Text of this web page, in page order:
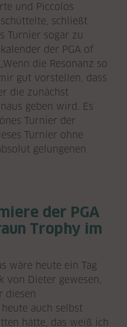
und Piccolos
schließt
Turnier sogar zu
der PGA of
die Resonanz so
gut vorstellen, dass
die zunächst
geben wird. Es
Turnier der
Turnier ohne
gelungenen
der PGA
Trophy im
wäre heute ein Tag
von Dieter gewesen,
diesen
auch selbst
hätte, das weiß ich